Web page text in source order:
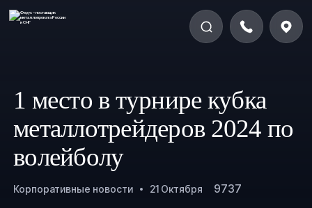
1 место в турнире кубка
металлотрейдеров 2024 по
волейболу
Корпоративные новости 21 Октября 9737